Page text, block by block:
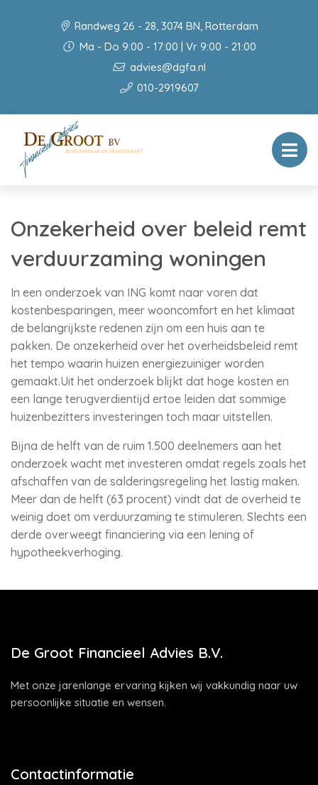
Randweg 26 - 28, 3074 BN, Rotterdam
Ma - Do 9:00 - 17:00 | Vr 9:00 - 21:00
advies@dgfa.nl
010-2919607
Onzekerheid over beleid remt
verduurzaming woningen
In een onderzoek van ING komt naar voren dat
kostenbesparingen, meer wooncomfort en het klimaat
de belangrijkste redenen zijn om een huis aan te
pakken. De onzekerheid over het overheidsbeleid remt
het tempo waarin huizen energiezuiniger worden
gemaakt.Uit het onderzoek blijkt dat hoge kosten en
een lange terugverdientijd ertoe leiden dat sommige
huizenbezitters investeringen toch maar uitstellen.
Bijna de helft van de ruim 1.500 deelnemers aan het
onderzoek wacht met investeren omdat regels zoals het
afschaffen van de salderingsregeling het lastig maken.
Meer dan de helft (63 procent) vindt dat de overheid te
weinig doet om verduurzaming te stimuleren. Slechts een
derde overweegt financiering via een lening of
hypotheekverhoging.
De Groot Financieel Advies B.V.
Met onze jarenlange ervaring kijken wij vakkundig naar uw
persoonlijke situatie en wensen.
Contactinformatie